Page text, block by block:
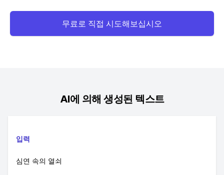
무료로 직접 시도해보십시오
AI에 의해 생성된 텍스트
입력
심연 속의 열쇠